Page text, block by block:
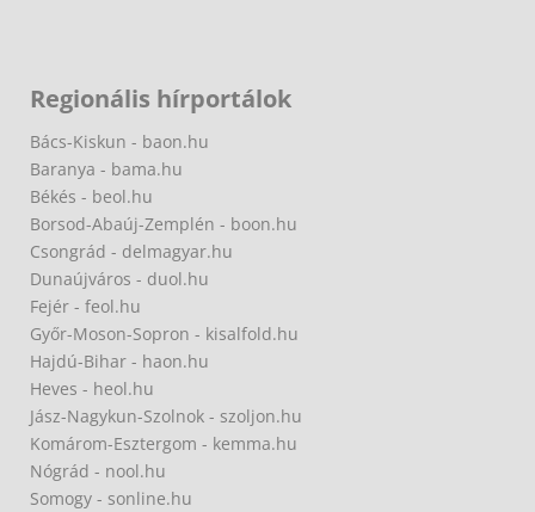
Regionális hírportálok
Bács-Kiskun - baon.hu
Baranya - bama.hu
Békés - beol.hu
Borsod-Abaúj-Zemplén - boon.hu
Csongrád - delmagyar.hu
Dunaújváros - duol.hu
Fejér - feol.hu
Győr-Moson-Sopron - kisalfold.hu
Hajdú-Bihar - haon.hu
Heves - heol.hu
Jász-Nagykun-Szolnok - szoljon.hu
Komárom-Esztergom - kemma.hu
Nógrád - nool.hu
Somogy - sonline.hu